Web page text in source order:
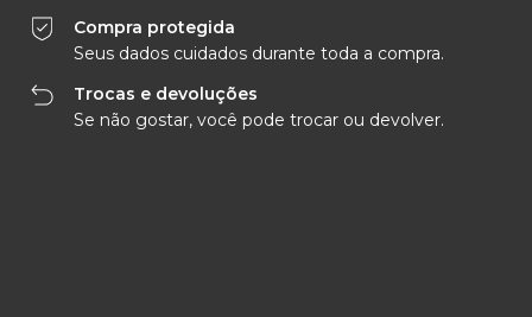
Compra protegida
Seus dados cuidados durante toda a compra.
Trocas e devoluções
Se não gostar, você pode trocar ou devolver.